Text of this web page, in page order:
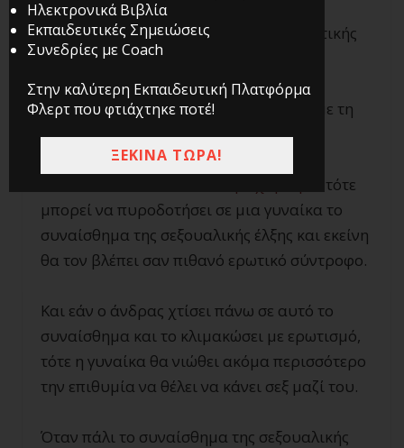
την κερδίσει «εγκεφαλικά» και να της
προκαλέσει έντονα συναισθήματα ερωτικής
έλξης.
Για παράδειγμα αν κάποιος προβάλει με τη
συμπεριφορά του αυτοπεποίθηση,
αποφασιστικότητα, δυναμισμό και
, τότε
μπορεί να πυροδοτήσει σε μια γυναίκα το
συναίσθημα της σεξουαλικής έλξης και εκείνη
θα τον βλέπει σαν πιθανό ερωτικό σύντροφο.
Και εάν ο άνδρας χτίσει πάνω σε αυτό το
συναίσθημα και το κλιμακώσει με ερωτισμό,
τότε η γυναίκα θα νιώθει ακόμα περισσότερο
την επιθυμία να θέλει να κάνει σεξ μαζί του.
Όταν πάλι το συναίσθημα της σεξουαλικής
Ηλεκτρονικά Βιβλία
Εκπαιδευτικές Σημειώσεις
Συνεδρίες με Coach
Στην καλύτερη Εκπαιδευτική Πλατφόρμα
Φλερτ που φτιάχτηκε ποτέ!
ΞΕΚΙΝΑ ΤΩΡΑ!